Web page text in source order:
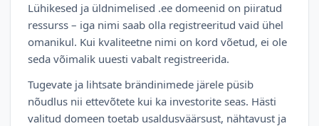
Lühikesed ja üldnimelised .ee domeenid on piiratud
ressurss – iga nimi saab olla registreeritud vaid ühel
omanikul. Kui kvaliteetne nimi on kord võetud, ei ole
seda võimalik uuesti vabalt registreerida.
Tugevate ja lihtsate brändinimede järele püsib
nõudlus nii ettevõtete kui ka investorite seas. Hästi
valitud domeen toetab usaldusväärsust, nähtavust ja